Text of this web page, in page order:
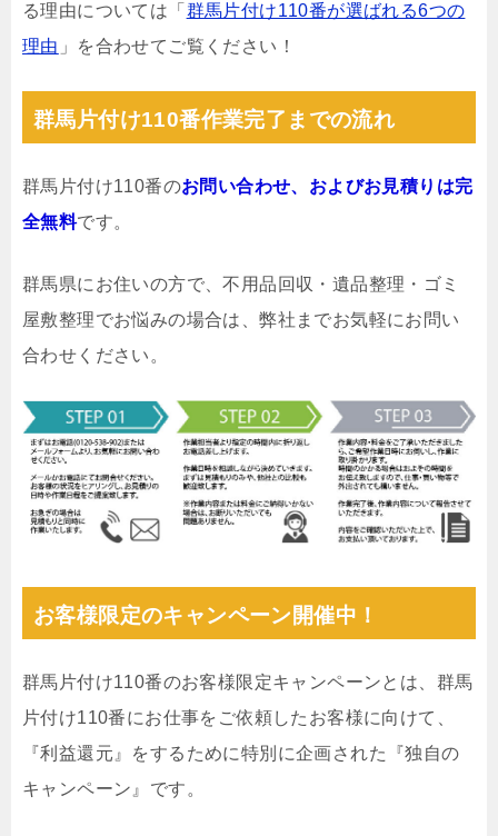
る理由については「 群馬片付け110番が選ばれる6つの
理由 」を合わせてご覧ください！
群馬片付け110番作業完了までの流れ
群馬片付け110番のお問い合わせ、およびお見積りは完
全無料です。
群馬県にお住いの方で、不用品回収・遺品整理・ゴミ
屋敷整理でお悩みの場合は、弊社までお気軽にお問い
合わせください。
お客様限定のキャンペーン開催中！
群馬片付け110番のお客様限定キャンペーンとは、群馬
片付け110番にお仕事をご依頼したお客様に向けて、
『利益還元』をするために特別に企画された『独自の
キャンペーン』です。